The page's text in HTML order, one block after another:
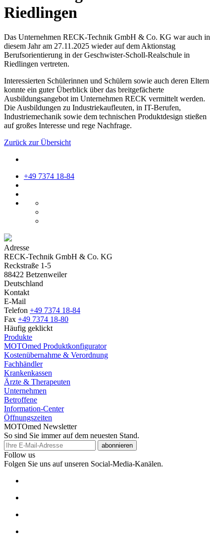
Riedlingen
Das Unternehmen RECK-Technik GmbH & Co. KG war auch in
diesem Jahr am 27.11.2025 wieder auf dem Aktionstag
Berufsorientierung in der Geschwister-Scholl-Realschule in
Riedlingen vertreten.
Interessierten Schülerinnen und Schülern sowie auch deren Eltern
konnte ein guter Überblick über das breitgefächerte
Ausbildungsangebot im Unternehmen RECK vermittelt werden.
Die Ausbildungen zu Industriekaufleuten, in IT-Berufen,
Industriemechanik sowie dem technischen Produktdesign stießen
auf großes Interesse und rege Nachfrage.
Zurück zur Übersicht
+49 7374 18-84
Adresse
RECK-Technik GmbH & Co. KG
Reckstraße 1-5
88422 Betzenweiler
Deutschland
Kontakt
E-Mail
Telefon +49 7374 18-84
Fax +49 7374 18-80
Häufig geklickt
Produkte
MOTOmed Produktkonfigurator
Kostenübernahme & Verordnung
Fachhändler
Krankenkassen
Ärzte & Therapeuten
Unternehmen
Betroffene
Information-Center
Öffnungszeiten
MOTOmed Newsletter
So sind Sie immer auf dem neuesten Stand.
abonnieren
Follow us
Folgen Sie uns auf unseren Social-Media-Kanälen.